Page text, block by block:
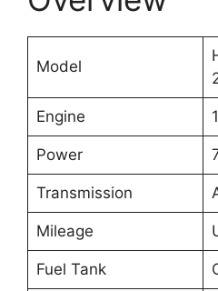
Model
Engine
Power
Transmission
Mileage
Fuel Tank